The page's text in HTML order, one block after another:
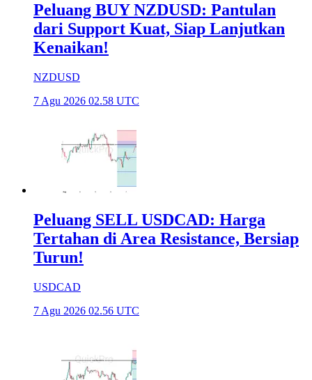
Peluang BUY NZDUSD: Pantulan
dari Support Kuat, Siap Lanjutkan
Kenaikan!
NZDUSD
7 Agu 2026 02.58 UTC
Peluang SELL USDCAD: Harga
Tertahan di Area Resistance, Bersiap
Turun!
USDCAD
7 Agu 2026 02.56 UTC